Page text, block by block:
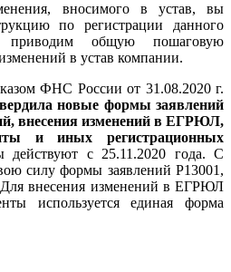
вносимого в устав, вы
по регистрации данного
общую пошаговую
в устав компании.
ФНС России от 31.08.2020 г.
новые формы заявлений
внесения изменений в ЕГРЮЛ,
и иных регистрационных
с 25.11.2020 года. С
силу формы заявлений Р13001,
внесения изменений в ЕГРЮЛ
используется единая форма